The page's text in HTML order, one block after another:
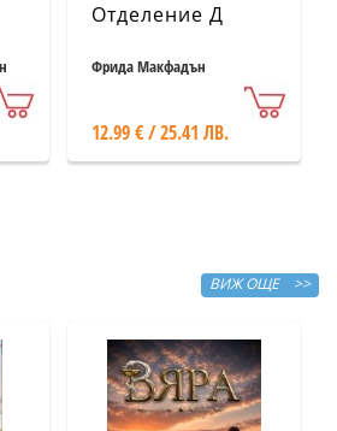
Отделение Д
Фрида Макфадън
12.99 € / 25.41 ЛВ.
ВИЖ ОЩЕ >>